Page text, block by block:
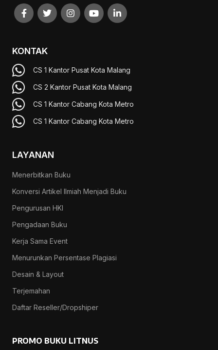
KONTAK
CS 1 Kantor Pusat Kota Malang
CS 2 Kantor Pusat Kota Malang
CS 1 Kantor Cabang Kota Metro
CS 1 Kantor Cabang Kota Metro
LAYANAN
Menerbitkan Buku
Konversi Artikel Ilmiah Menjadi Buku
Pengurusan HKI
Pengadaan Buku
Kerja Sama Event
Menurunkan Persentase Plagiasi
Desain & Layout
Terjemahan
Daftar Reseller/Dropshiper
PROMO BUKU LITNUS